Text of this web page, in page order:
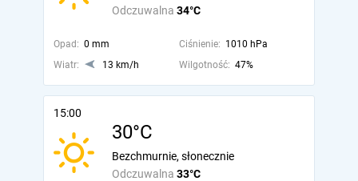
Odczuwalna 34°C
Opad: 0 mm Ciśnienie: 1010 hPa
Wiatr:
13 km/h Wilgotność: 47%
15:00
30°C
Odczuwalna 33°C
Bezchmurnie, słonecznie